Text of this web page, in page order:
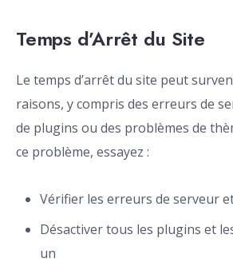
Temps d’Arrêt du Site
Le temps d’arrêt du site peut
raisons, y compris des erreurs de
de plugins ou des problèmes de
ce problème, essayez :
Vérifier les erreurs de serveur
Désactiver tous les plugins et
un